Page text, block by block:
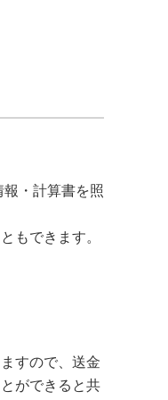
・計算書を照
もできます。
すので、送金
ができると共